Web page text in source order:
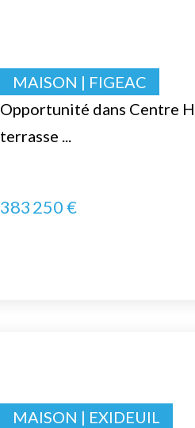
Opportunité dans Centre
terrasse ...
MAISON | FIGEAC
383 250 €
MAISON | EXIDEUIL